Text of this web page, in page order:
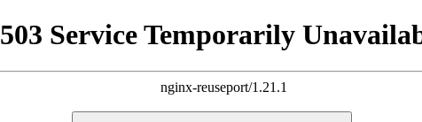
503 Service Temporarily
nginx-reuseport/1.21.1